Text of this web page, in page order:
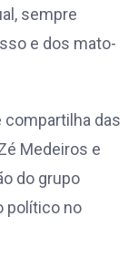
sempre
e dos mato-
compartilha das
Medeiros e
do grupo
político no